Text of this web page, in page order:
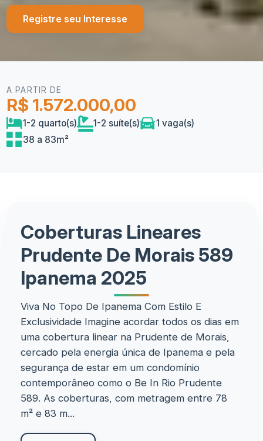
Registre seu Interesse
A PARTIR DE
R$ 1.572.000,00
1-2 quarto(s) 1-2 suíte(s)
1 vaga(s)
38 a 83m²
Coberturas Lineares
Prudente De Morais 589
Ipanema 2025
Viva No Topo De Ipanema Com Estilo E
Exclusividade Imagine acordar todos os dias em
uma cobertura linear na Prudente de Morais,
cercado pela energia única de Ipanema e pela
segurança de estar em um condomínio
contemporâneo como o Be In Rio Prudente
589. As coberturas, com metragem entre 78
m² e 83 m...